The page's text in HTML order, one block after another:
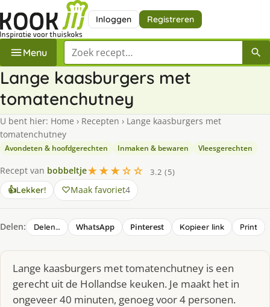
Inloggen Registreren
Menu Zoek een recept
Lange kaasburgers met
tomatenchutney
U bent hier: Home › Recepten › Lange kaasburgers met
tomatenchutney
Avondeten & hoofdgerechten Inmaken & bewaren Vleesgerechten
Recept van bobbeltje★★★☆☆
3.2 (5)
👍Lekker! Maak favoriet4
Delen: Delen… WhatsApp Pinterest Kopieer link Print
Lange kaasburgers met tomatenchutney is een
gerecht uit de Hollandse keuken. Je maakt het in
ongeveer 40 minuten, genoeg voor 4 personen.